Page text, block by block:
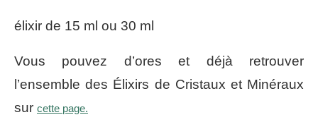
élixir de 15 ml ou 30 ml
Vous pouvez d’ores et déjà retrouver
l’ensemble des Élixirs de Cristaux et Minéraux
sur cette page.